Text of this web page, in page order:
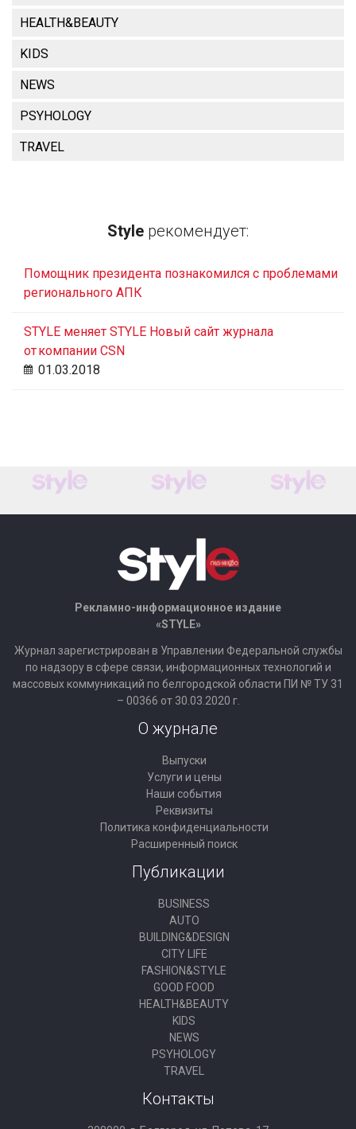
HEALTH&BEAUTY
KIDS
NEWS
PSYHOLOGY
TRAVEL
Style рекомендует:
Помощник президента познакомился с проблемами
регионального АПК
STYLE меняет STYLE Новый сайт журнала
от компании CSN
01.03.2018
Рекламно-информационное издание
«STYLE»
Журнал зарегистрирован в Управлении Федеральной службы
по надзору в сфере связи, информационных технологий и
массовых коммуникаций по белгородской области ПИ № ТУ 31
– 00366 от 30.03.2020 г.
О журнале
Выпуски
Услуги и цены
Наши события
Реквизиты
Политика конфиденциальности
Расширенный поиск
Публикации
BUSINESS
AUTO
BUILDING&DESIGN
CITY LIFE
FASHION&STYLE
GOOD FOOD
HEALTH&BEAUTY
KIDS
NEWS
PSYHOLOGY
TRAVEL
Контакты